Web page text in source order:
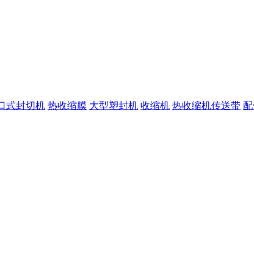
式封切机 热收缩膜 大型塑封机 收缩机 热收缩机传送带